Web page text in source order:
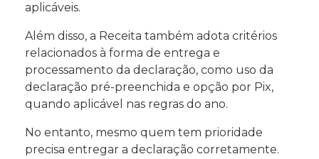
aplicáveis.
Além disso, a Receita também adota critérios
relacionados à forma de entrega e
processamento da declaração, como uso da
declaração pré-preenchida e opção por Pix,
quando aplicável nas regras do ano.
No entanto, mesmo quem tem prioridade
precisa entregar a declaração corretamente.